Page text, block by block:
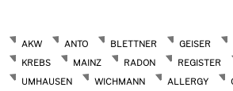
AKW ANTO BLETTNER GEISER
KREBS
MAINZ RADON REGISTER
UMHAUSEN
WICHMANN ALLERGY